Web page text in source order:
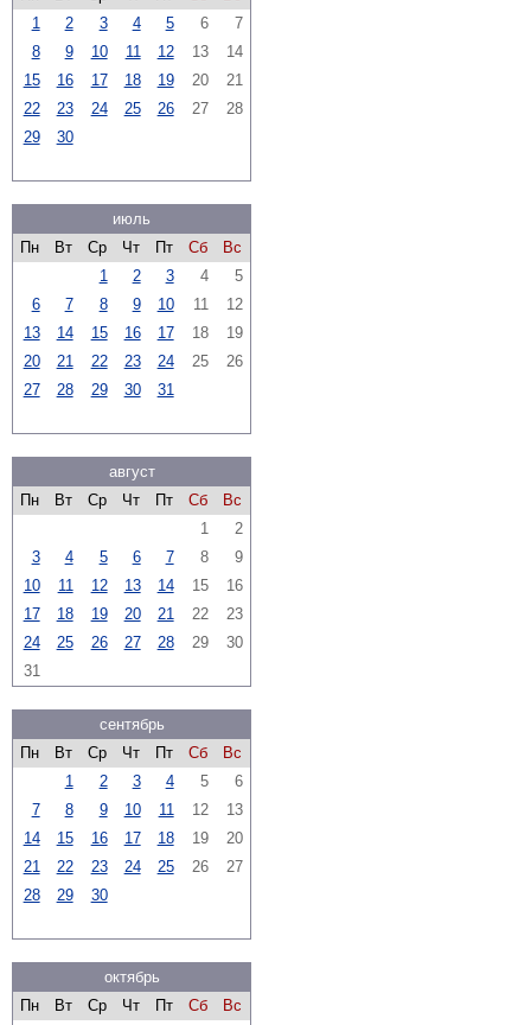
1
2 3 4 5 6
7
8
9 10 11 12 13
14
15
16 17 18 19 20
21
22
23 24 25 26 27
28
29
30
июль
Пн
Вт Ср Чт Пт Сб
Вс
1
2 3 4
5
6
7 8 9 10 11
12
13
14 15 16 17 18
19
20
21 22 23 24 25
26
27
28 29 30 31
август
Пн
Вт Ср Чт Пт Сб
Вс
1
2
3
4 5 6 7 8
9
10
11 12 13 14 15
16
17
18 19 20 21 22
23
24
25 26 27 28 29
30
31
сентябрь
Пн
Вт Ср Чт Пт Сб
Вс
1
2 3 4 5
6
7
8 9 10 11 12
13
14
15 16 17 18 19
20
21
22 23 24 25 26
27
28
29 30
октябрь
Пн
Вт Ср Чт Пт Сб
Вс